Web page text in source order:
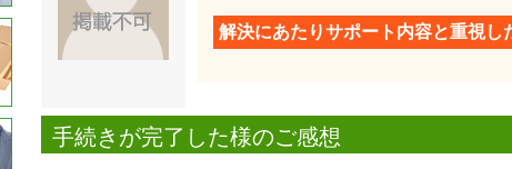
解決にあたりサポート内容と重視し
手続きが完了した様のご感想